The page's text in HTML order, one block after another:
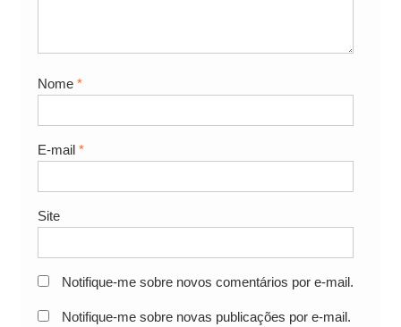
Nome *
E-mail *
Site
Notifique-me sobre novos comentários por e-mail.
Notifique-me sobre novas publicações por e-mail.